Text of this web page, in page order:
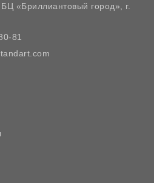
«Бриллиантовый город»,
г.
81